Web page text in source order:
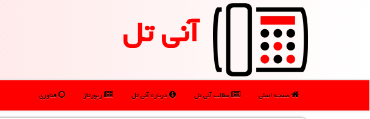
آنی تل
صفحه اصلی مطالب آنی تل درباره آنی تل رپورتاژ فناوری